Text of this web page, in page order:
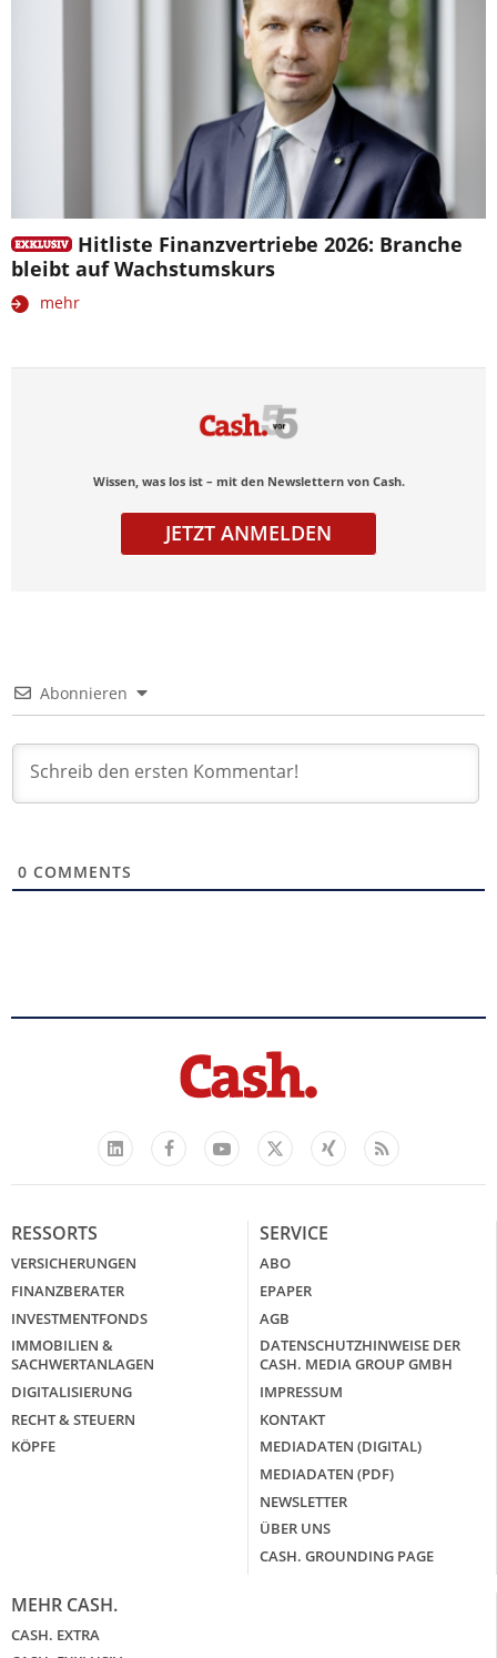
Hitliste Finanzvertriebe 2026: Branche
bleibt auf Wachstumskurs
mehr
Wissen, was los ist – mit den Newslettern von Cash.
JETZT ANMELDEN
Abonnieren
0 COMMENTS
LinkedIn
FacebookYouTube
X
Xing Feed
RESSORTS
VERSICHERUNGEN
FINANZBERATER
INVESTMENTFONDS
IMMOBILIEN &
SACHWERTANLAGEN
DIGITALISIERUNG
RECHT & STEUERN
KÖPFE
SERVICE
ABO
EPAPER
AGB
DATENSCHUTZHINWEISE DER
CASH. MEDIA GROUP GMBH
IMPRESSUM
KONTAKT
MEDIADATEN (DIGITAL)
MEDIADATEN (PDF)
NEWSLETTER
ÜBER UNS
CASH. GROUNDING PAGE
MEHR CASH.
CASH. EXTRA